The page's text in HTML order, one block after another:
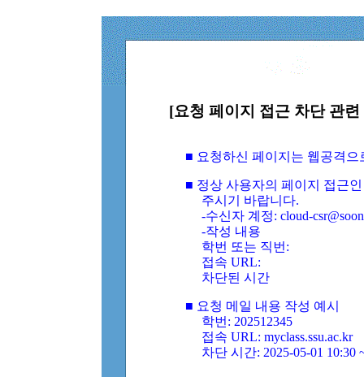
[요청 페이지 접근 차단 관
■ 요청하신 페이지는 웹공격
■ 정상 사용자의 페이지 접근
주시기 바랍니다.
-수신자 계정: cloud-
-작성 내용
학번 또는 직번:
접속 URL:
차단된 시간
■ 요청 메일 내용 작성 예시
학번: 202512345
접속 URL: myclass.ssu.ac.kr
차단 시간: 2025-05-01 10:30